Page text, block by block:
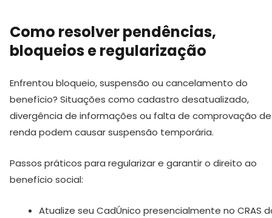
Como resolver pendências,
bloqueios e regularização
Enfrentou bloqueio, suspensão ou cancelamento do
benefício? Situações como cadastro desatualizado,
divergência de informações ou falta de comprovação de
renda podem causar suspensão temporária.
Passos práticos para regularizar e garantir o direito ao
benefício social:
Atualize seu CadÚnico presencialmente no CRAS